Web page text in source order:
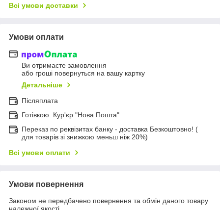
Всі умови доставки
Умови оплати
Ви отримаєте замовлення
або гроші повернуться на вашу картку
Детальніше
Післяплата
Готівкою. Кур'єр "Нова Пошта"
Переказ по реквізитах банку - доставка Безкоштовно! (
для товарів зі знижкою меньш ніж 20%)
Всі умови оплати
Умови повернення
Законом не передбачено повернення та обмін даного товару